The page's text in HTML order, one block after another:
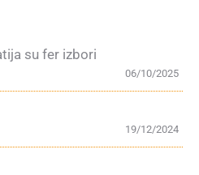
su fer izbori
06/10/2025
19/12/2024